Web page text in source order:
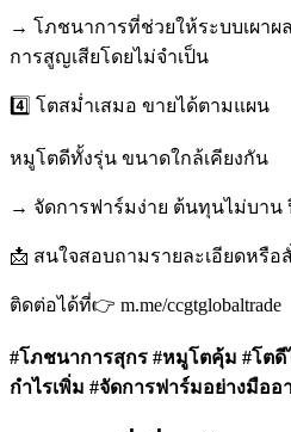
→ โภชนาการที่ช่วยให้ระบบเผา
การสูญเสียโดยไม่จำเป็น
4️⃣ โตสม่ำเสมอ ขายได้ตามแผน
หมูโตดีทั้งรุ่น ขนาดใกล้เคียงกัน
→ จัดการฟาร์มง่าย ต้นทุนไม่บาน
📩 สนใจสอบถามรายละเอียดหรือ
ติดต่อได้ที่👉 m.me/ccgtglobaltrade
#โภชนาการสุกร #หมูโตคุ้ม #โตดี
กำไรเพิ่ม #จัดการฟาร์มอย่างมืออ